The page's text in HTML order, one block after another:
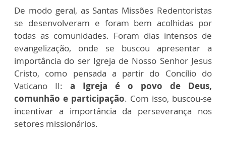
De modo geral, as Santas Missões Redentoristas
se desenvolveram e foram bem acolhidas por
todas as comunidades. Foram dias intensos de
evangelização, onde se buscou apresentar a
importância do ser Igreja de Nosso Senhor Jesus
Cristo, como pensada a partir do Concílio do
Vaticano II: a Igreja é o povo de Deus,
comunhão e participação. Com isso, buscou-se
incentivar a importância da perseverança nos
setores missionários.